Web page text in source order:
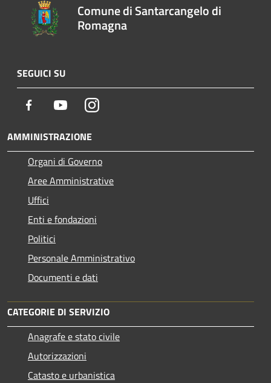
Comune di Santarcangelo di
Romagna
SEGUICI SU
Facebook YoutubeInstagram
AMMINISTRAZIONE
Organi di Governo
Aree Amministrative
Uffici
Enti e fondazioni
Politici
Personale Amministrativo
Documenti e dati
CATEGORIE DI SERVIZIO
Anagrafe e stato civile
Autorizzazioni
Catasto e urbanistica